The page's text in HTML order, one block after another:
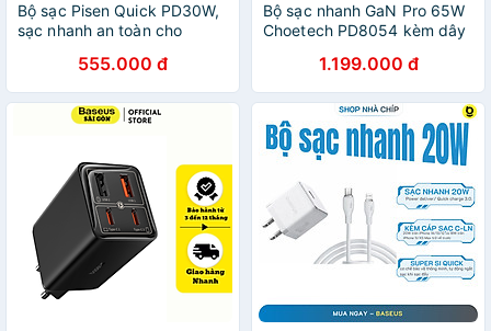
Bộ sạc Pisen Quick PD30W,
sạc nhanh an toàn cho
C145)- Hàng chính hãng
555.000 đ
Bộ sạc nhanh GaN Pro 65W
Choetech PD8054 kèm dây
1.199.000 đ